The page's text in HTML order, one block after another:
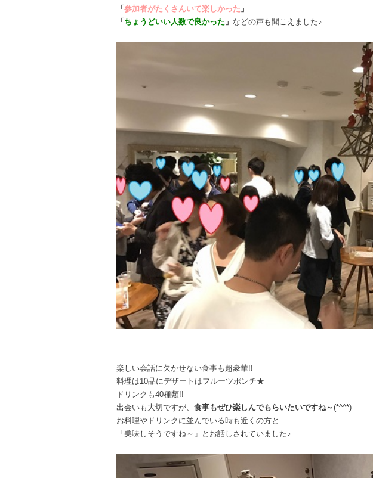
「 参加者がたくさんいて楽しかった 」
「 ちょうどいい人数で良かった 」 などの声も聞こえました♪
楽しい会話に欠かせない食事も超豪華!!
料理は10品にデザートはフルーツポンチ★
ドリンクも40種類!!
出会いも大切ですが、 食事もぜひ楽しんでもらいたいですね～(*^^*)
お料理やドリンクに並んでいる時も近くの方と
「美味しそうですね～」とお話しされていました♪